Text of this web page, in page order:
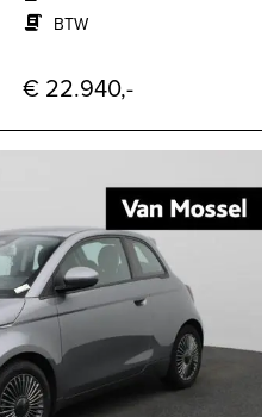
BTW
€ 22.940,-